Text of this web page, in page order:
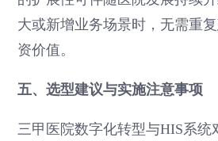
大或新增业务场景时，无需重
资价值。
五、选型建议与实施注意事项
三甲医院数字化转型与HIS系统